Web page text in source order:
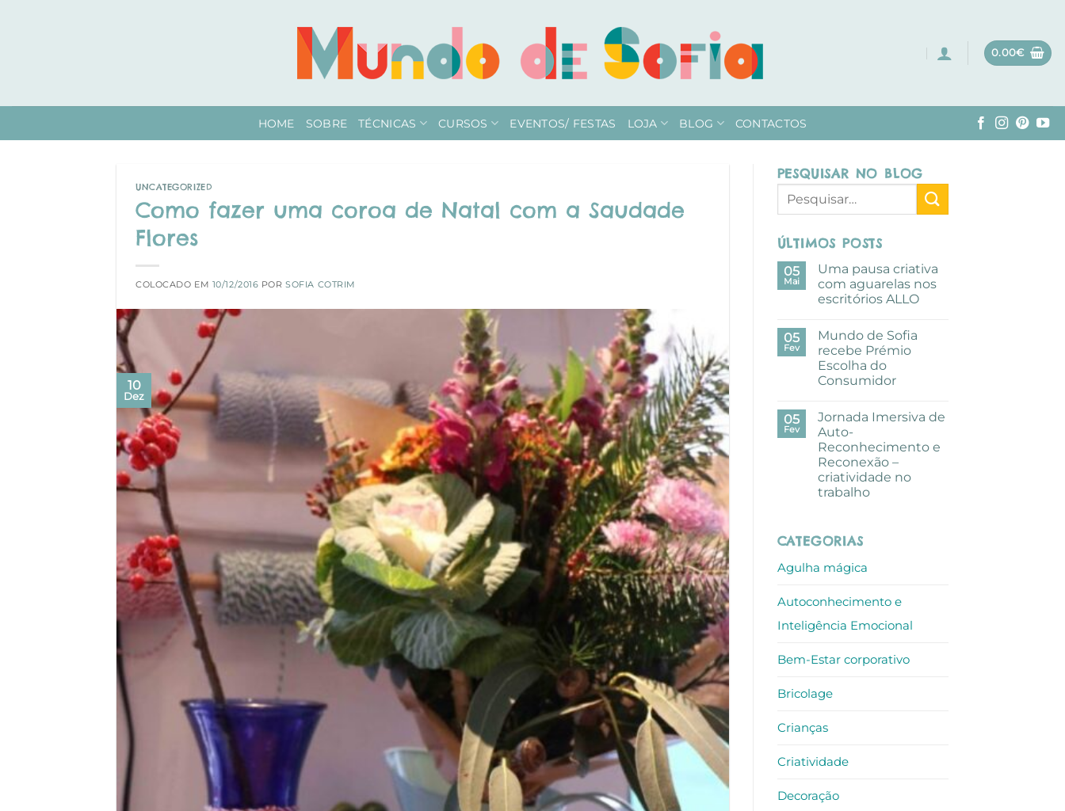
0.00€
HOME SOBRE TÉCNICAS CURSOS EVENTOS/ FESTAS LOJA BLOG CONTACTOS
UNCATEGORIZED
Como fazer uma coroa de Natal com a Saudade
Flores
COLOCADO EM 10/12/2016 PORSOFIA COTRIM
10
Dez
PESQUISAR NO BLOG
ÚLTIMOS POSTS
05
Mai
Uma pausa criativa
com aguarelas nos
escritórios ALLO
em
Uma
pausa
criativa
com
aguarelas
ALLO
05
Fev
Mundo de Sofia
recebe Prémio
Escolha do
Consumidor
em
Mundo
de
Sofia
recebe
Prémio
Escolha
do
Consumidor
05
Fev
Jornada Imersiva de
Auto-
Reconhecimento e
Reconexão –
criatividade no
trabalho
Jornada
Imersiva
Auto-
Reconexão
criatividade
no
CATEGORIAS
Agulha mágica
Autoconhecimento e
Inteligência Emocional
Bem-Estar corporativo
Bricolage
Crianças
Criatividade
Decoração